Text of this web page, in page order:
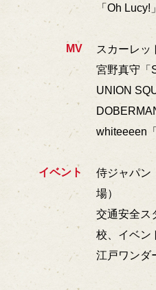
「Oh Lucy!」
MV
スカーレッ
宮野真守「
UNION
whiteeeen
イベント
侍ジャパン
場）
交通安全ス
校、イベン
江戸ワンダ